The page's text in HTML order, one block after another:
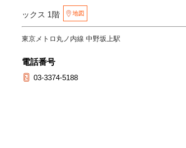
ックス 1階 地図
東京メトロ丸ノ内線 中野坂上駅
電話番号
03-3374-5188